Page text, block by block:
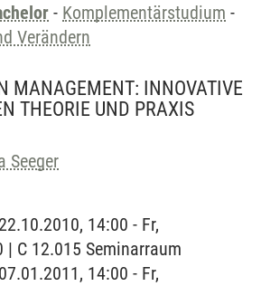
- Komplementärstudium -
Verändern
MANAGEMENT: INNOVATIVE
THEORIE UND PRAXIS
Seeger
14:00 - Fr,
| C 12.015 Seminarraum
14:00 - Fr,